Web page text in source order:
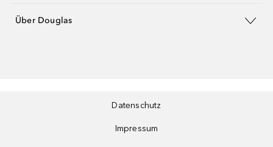
Über Douglas
Datenschutz
Impressum